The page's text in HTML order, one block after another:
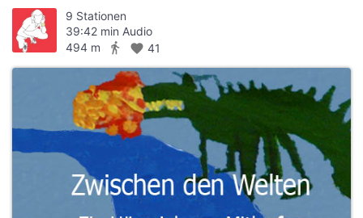
9 Stationen
39:42 min Audio
494 m
directions_walk favorite 41